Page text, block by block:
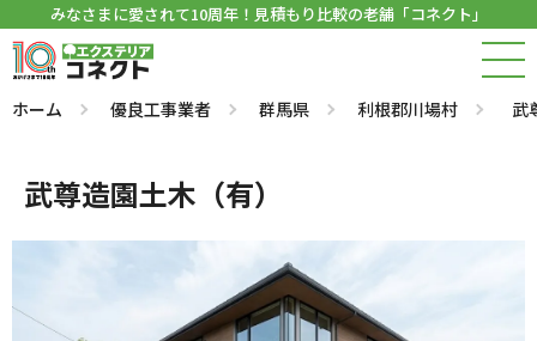
みなさまに愛されて10周年！見積もり比較の老舗「コネクト」
ホーム 優良工事業者 群馬県 利根郡川場村 武
武尊造園土木（有）